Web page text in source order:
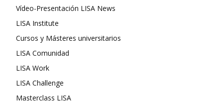
Vídeo-Presentación LISA News
LISA Institute
Cursos y Másteres universitarios
LISA Comunidad
LISA Work
LISA Challenge
Masterclass LISA